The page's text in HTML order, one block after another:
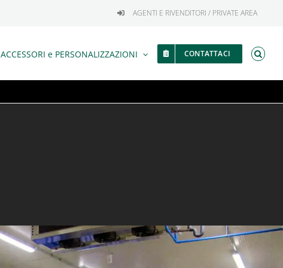
AGENTI E RIVENDITORI / PRIVATE AREA
ACCESSORI e PERSONALIZZAZIONI CONTATTACI